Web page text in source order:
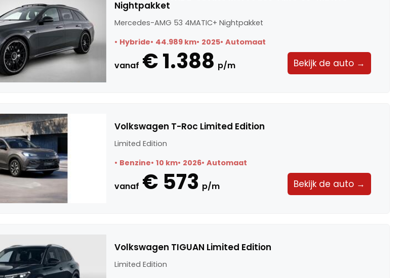
Nightpakket
Mercedes-AMG 53 4MATIC+ Nightpakket
Hybride 44.989 km 2025 Automaat
vanaf € 1.388 p/m Bekijk de auto →
Volkswagen T-Roc Limited Edition
Limited Edition
Benzine 10 km 2026 Automaat
vanaf € 573 p/m Bekijk de auto →
Volkswagen TIGUAN Limited Edition
Limited Edition